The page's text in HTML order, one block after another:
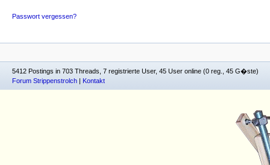
Passwort vergessen?
5412 Postings in 703 Threads, 7 registrierte User, 45 User online (0 reg., 45 G�ste)
Forum Strippenstrolch | Kontakt